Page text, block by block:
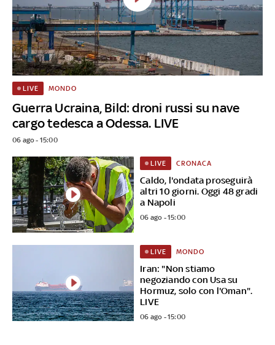
Guerra Ucraina, Bild: droni russi su nave
cargo tedesca a Odessa. LIVE
LIVE MONDO
06 ago - 15:00
Caldo, l'ondata proseguirà
altri 10 giorni. Oggi 48 gradi
a Napoli
LIVE CRONACA
06 ago - 15:00
Iran: "Non stiamo
negoziando con Usa su
Hormuz, solo con l'Oman".
LIVE
LIVE MONDO
06 ago - 15:00